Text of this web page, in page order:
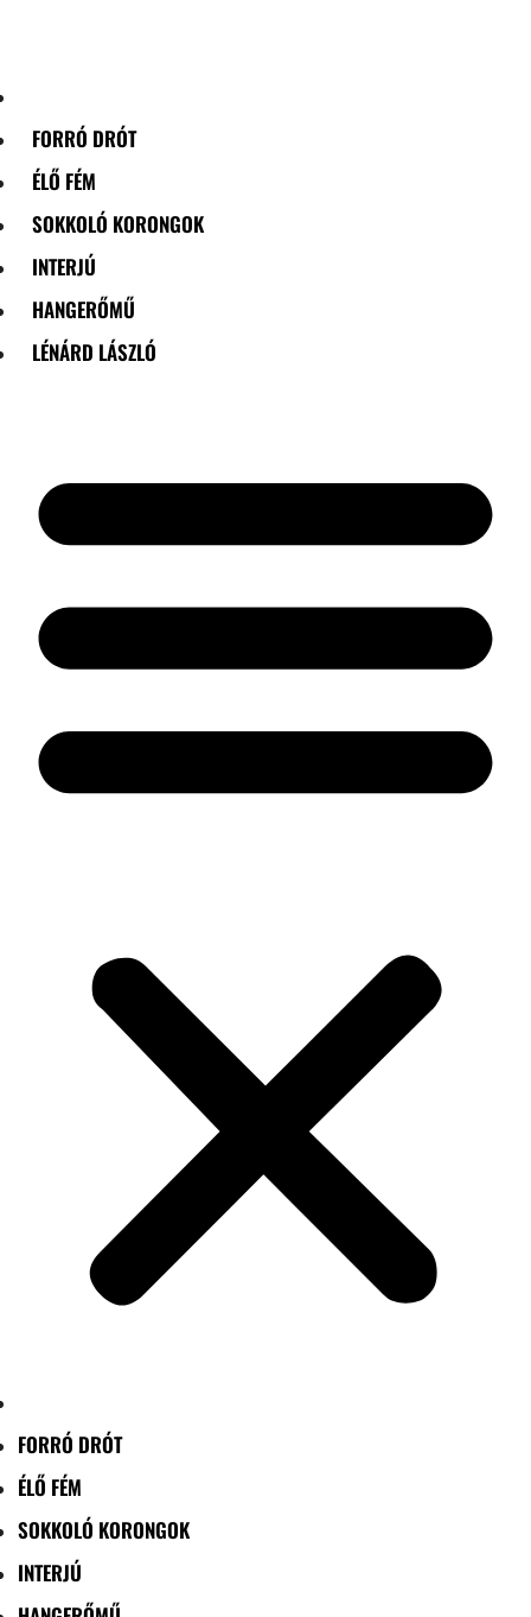
FORRÓ DRÓT
ÉLŐ FÉM
SOKKOLÓ KORONGOK
INTERJÚ
HANGERŐMŰ
LÉNÁRD LÁSZLÓ
FORRÓ DRÓT
ÉLŐ FÉM
SOKKOLÓ KORONGOK
INTERJÚ